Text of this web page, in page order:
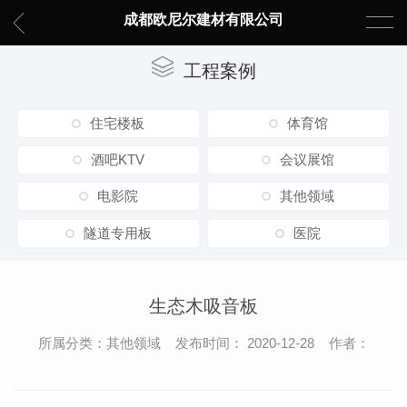
成都欧尼尔建材有限公司
工程案例
住宅楼板 体育馆
酒吧KTV 会议展馆
电影院 其他领域
隧道专用板 医院
生态木吸音板
所属分类：其他领域 发布时间： 2020-12-28 作者：